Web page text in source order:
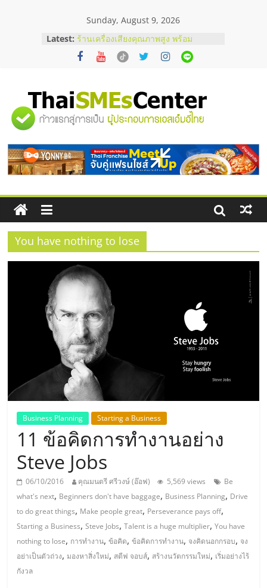
Sunday, August 9, 2026
Latest: ร้านเครื่องเสียงคุณภาพสูง พร้อม
โซลูชันระบบภาพและเสียง
บริษัท Cybersecurity ในไทยที่ไหนดี?
อยากหาเงินทุน เพิ่มสภาพคล่องให้ธุรกิจ
เริ่มยังไงให้ผ่านฉลุย
สัมมนาออนไลน์ โอกาสบริหารสถานี
สัมมนาลงทุน แฟรนไชส์ยอนนี่
ThaiFranchise Meet Up จับคู่แฟรน
ไชส์ ครั้งที่ 8
"ศูนย์
รวม
ข้อมูล
ธุรกิจ
SME
แห่ง
ประเทศไทย,
ThaiSMEsCenter,
รวม
ธุรกิจ
เอ
ส
เอ็
มอี
ไทย,
You have nothing to lose
Business Planning Starting a Business
11 ข้อคิดการทำงานอย่าง
Steve Jobs
06/10/2016 คุณมนตรี ศรีวงษ์ (อ๊อฟ) 5,569 views
Be
what's next, Beginners don't have baggage, Business Planning, Drive
to do great things, Make people great, Perseverance pays off,
Starting a Business,Steve Jobs,Talent is a huge multiplier,You have
nothing to lose, การทำงาน,ข้อคิด,ข้อคิดการทำงาน, จงคิดนอกกรอบ, จง
อย่าเป็นตัวถ่วง,มองหาสิ่งใหม่, สตีฟ จอบส์, สร้างนวัตกรรมใหม่, เริ่มอย่างไร้
กังวล